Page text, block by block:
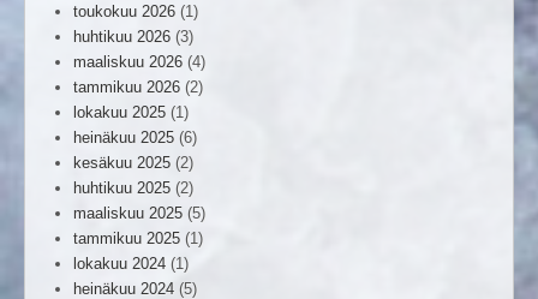
toukokuu 2026 (1)
huhtikuu 2026 (3)
maaliskuu 2026 (4)
tammikuu 2026 (2)
lokakuu 2025 (1)
heinäkuu 2025 (6)
kesäkuu 2025 (2)
huhtikuu 2025 (2)
maaliskuu 2025 (5)
tammikuu 2025 (1)
lokakuu 2024 (1)
heinäkuu 2024 (5)